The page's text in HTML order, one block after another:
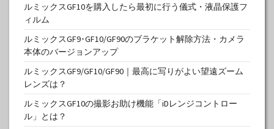
ルミックスGF10を購入したら最初に行う儀式・液晶保護フ
ィルム
ルミックスGF9･GF10/GF90のブラケット解除方法・カメラ
本体のバージョンアップ
ルミックスGF9/GF10/GF90｜最高に写りがよい望遠ズーム
レンズは？
ルミックスGF10の撮影お助け機能「iDレンジコントロー
ル」とは？